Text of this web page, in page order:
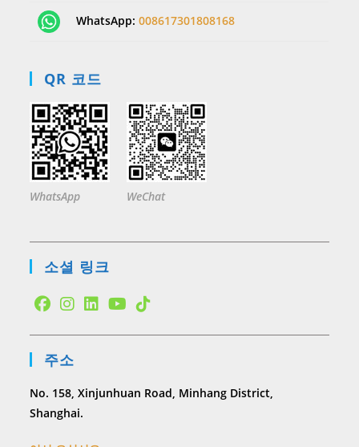
WhatsApp:008617301808168
QR 코드
WhatsApp WeChat
소셜 링크
new
tab
a
new
tab
newnew new
주소
No. 158, Xinjunhuan Road, Minhang District,
Shanghai.